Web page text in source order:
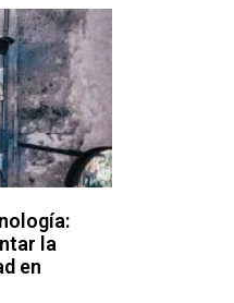
la
en